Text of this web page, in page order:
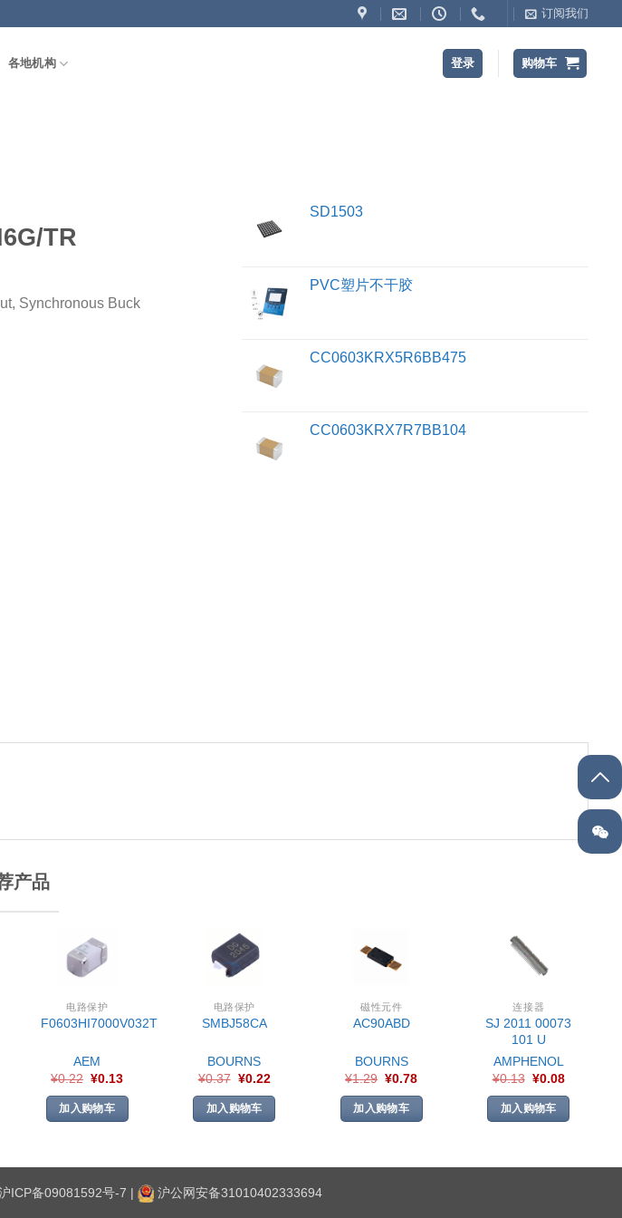
订阅我们
各地机构 登录 购物车
TR
Synchronous Buck
SD1503
PVC塑片不干胶
CC0603KRX5R6BB475
CC0603KRX7R7BB104
产品
电路保护
F0603HI7000V032T
AEM
¥0.22 ¥0.13
加入购物车
电路保护
SMBJ58CA
BOURNS
¥0.37 ¥0.22
加入购物车
磁性元件
AC90ABD
BOURNS
¥1.29 ¥0.78
加入购物车
连接器
SJ 2011 00073
101 U
AMPHENOL
¥0.13 ¥0.08
加入购物车
ICP备09081592号-7 | 沪公网安备31010402333694